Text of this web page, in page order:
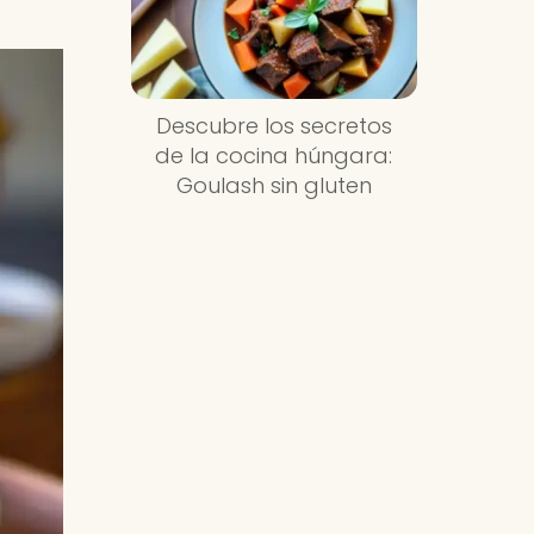
Descubre los secretos
de la cocina húngara:
Goulash sin gluten